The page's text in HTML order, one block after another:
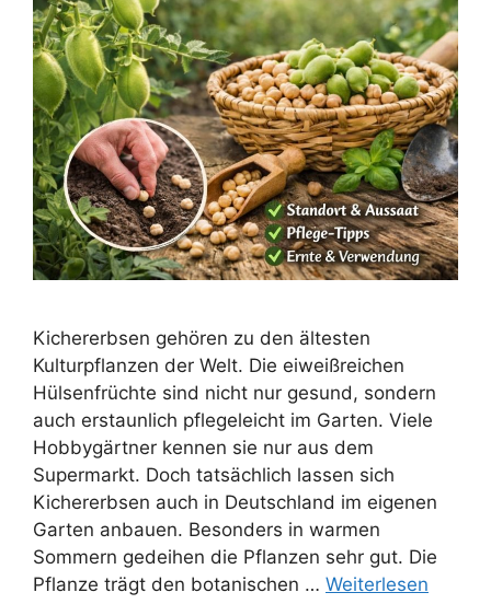
Kichererbsen gehören zu den ältesten
Kulturpflanzen der Welt. Die eiweißreichen
Hülsenfrüchte sind nicht nur gesund, sondern
auch erstaunlich pflegeleicht im Garten. Viele
Hobbygärtner kennen sie nur aus dem
Supermarkt. Doch tatsächlich lassen sich
Kichererbsen auch in Deutschland im eigenen
Garten anbauen. Besonders in warmen
Sommern gedeihen die Pflanzen sehr gut. Die
Pflanze trägt den botanischen … Weiterlesen